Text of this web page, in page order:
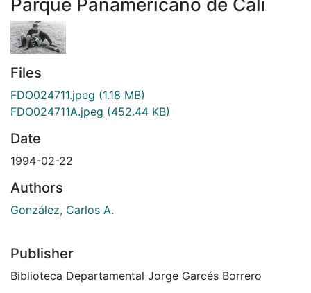
Parque Panamericano de Cali
Files
FDO024711.jpeg (1.18 MB)
FDO024711A.jpeg (452.44 KB)
Date
1994-02-22
Authors
González, Carlos A.
Publisher
Biblioteca Departamental Jorge Garcés Borrero